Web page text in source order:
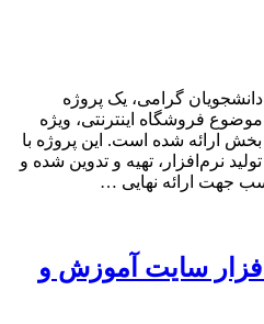
گرامی، یک پروژه
فروشگاه اینترنتی، ویژه
ارائه شده است. این پروژه با
نرم‌افزار، تهیه و تدوین شده و
جهت ارائه نهایی …
سایت آموزش و